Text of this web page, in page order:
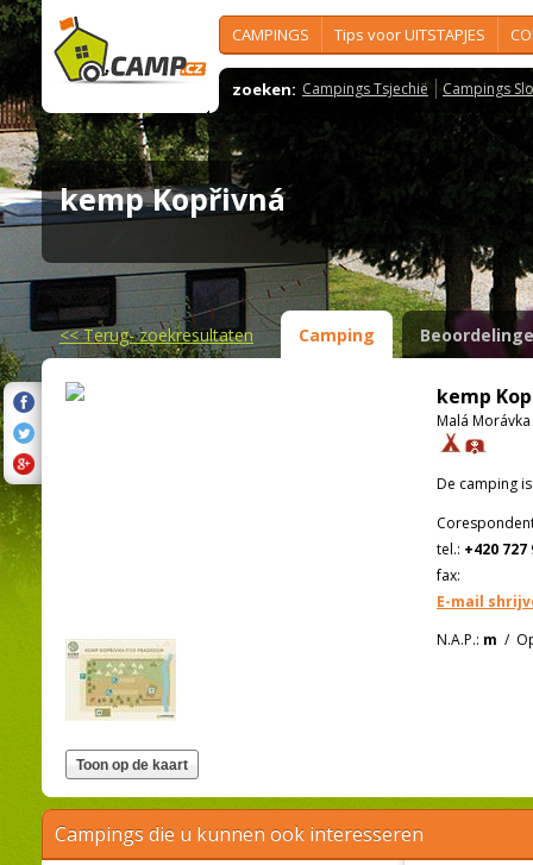
CAMPINGS Tips voor UITSTAPJES
zoeken: Campings Tsjechië Campings
kemp Kopřivná
<<Terug- zoekresultaten Camping
kemp
Malá
De camping
tel.: +420 727
fax:
E-mail
N.A.P.: m /
Campings die u kunnen ook interesseren